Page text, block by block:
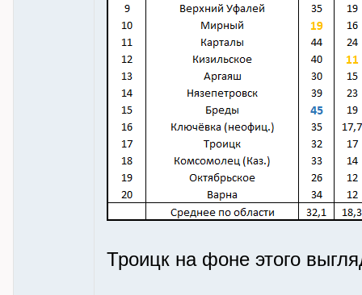
Троицк на фоне этого